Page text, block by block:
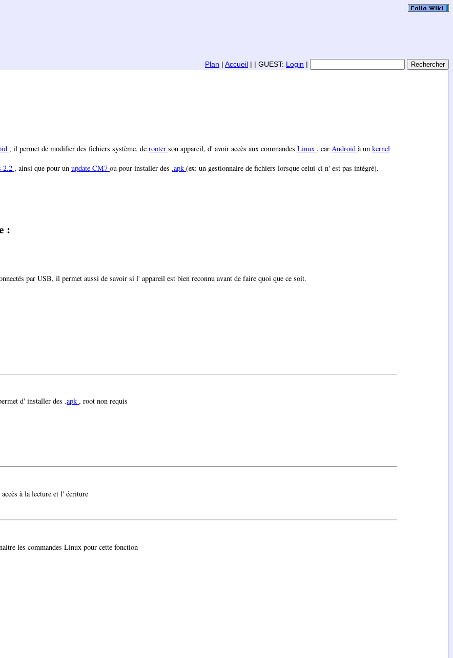
Plan | Accueil | | GUEST: Login |
, il permet de modifier des fichiers système, de rooter son appareil, d' avoir accès aux commandes Linux , car Android à un kernel
2.2 , ainsi que pour un update CM7 ou pour installer des .apk (ex: un gestionnaire de fichiers lorsque celui-ci n' est pas intégré).
:
par USB, il permet aussi de savoir si l' appareil est bien reconnu avant de faire quoi que ce soit.
d' installer des .apk , root non requis
accès à la lecture et l' écriture
les commandes Linux pour cette fonction